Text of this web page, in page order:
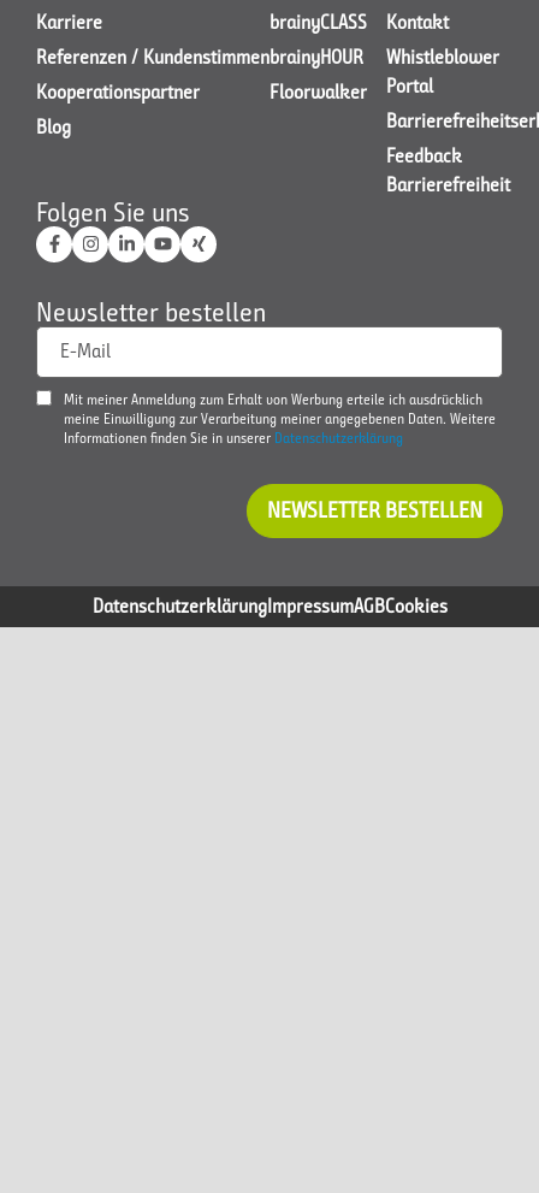
JETZT KONTAKT AUFNEHMEN
Karriere
Referenzen / Kundenstimmen
Kooperationspartner
Blog
brainyCLASS
brainyHOUR
Floorwalker
Kontakt
Whistleblower
Portal
Feedback
Barrierefreiheit
Folgen Sie uns
Newsletter bestellen
E-Mail
Mit meiner Anmeldung zum Erhalt von Werbung erteile ich ausdrücklich
meine Einwilligung zur Verarbeitung meiner angegebenen Daten. Weitere
Informationen finden Sie in unserer Datenschutzerklärung
NEWSLETTER BESTELLEN
DatenschutzerklärungImpressumAGBCookies